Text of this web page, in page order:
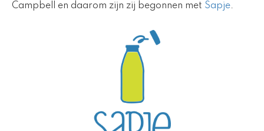
Campbell en daarom zijn zij begonnen met Sapje.